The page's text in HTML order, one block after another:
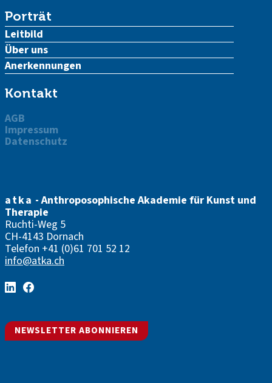
Porträt
Leitbild
Über uns
Anerkennungen
Kontakt
AGB
Impressum
Datenschutz
atka - Anthroposophische Akademie für Kunst und
Therapie
Ruchti-Weg 5
CH-4143 Dornach
Telefon +41 (0)61 701 52 12
info@atka.ch
NEWSLETTER ABONNIEREN